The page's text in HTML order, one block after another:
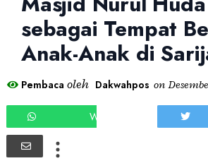
sebagai Tempat
Anak-Anak di
Pembaca oleh Dakwahpos on
WHATSAPP